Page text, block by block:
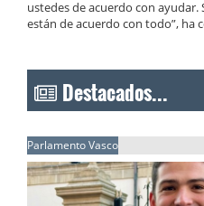
ustedes de acuerdo con ayudar.
están de acuerdo con todo”, ha
Destacados...
Parlamento Vasco